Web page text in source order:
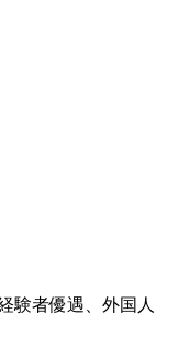
験者優遇、外国人